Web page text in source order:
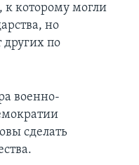
к которому могли
но
других по
военно-
сделать